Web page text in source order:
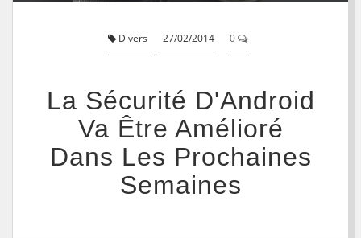
Divers 27/02/2014 0
La Sécurité D'Android
Va Être Amélioré
Dans Les Prochaines
Semaines